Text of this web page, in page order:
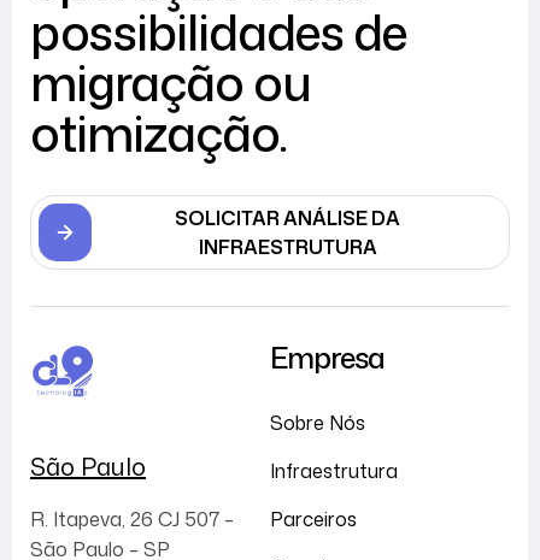
possibilidades de
migração ou
otimização.
SOLICITAR ANÁLISE DA
INFRAESTRUTURA
São Paulo
R. Itapeva, 26 CJ 507 –
São Paulo – SP
Empresa
Sobre Nós
Infraestrutura
Parceiros